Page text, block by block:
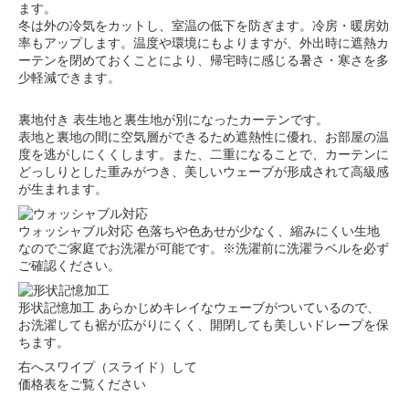
ます。
冬は外の冷気をカットし、室温の低下を防ぎます。冷房・暖房効
率もアップします。温度や環境にもよりますが、外出時に遮熱カ
ーテンを閉めておくことにより、帰宅時に感じる暑さ・寒さを多
少軽減できます。
裏地付き 表生地と裏生地が別になったカーテンです。
表地と裏地の間に空気層ができるため遮熱性に優れ、お部屋の温
度を逃がしにくくします。また、二重になることで、カーテンに
どっしりとした重みがつき、美しいウェーブが形成されて高級感
が生まれます。
ウォッシャブル対応 色落ちや色あせが少なく、縮みにくい生地
なのでご家庭でお洗濯が可能です。※洗濯前に洗濯ラベルを必ず
ご確認ください。
形状記憶加工 あらかじめキレイなウェーブがついているので、
お洗濯しても裾が広がりにくく、開閉しても美しいドレープを保
ちます。
右へスワイプ（スライド）して
価格表をご覧ください